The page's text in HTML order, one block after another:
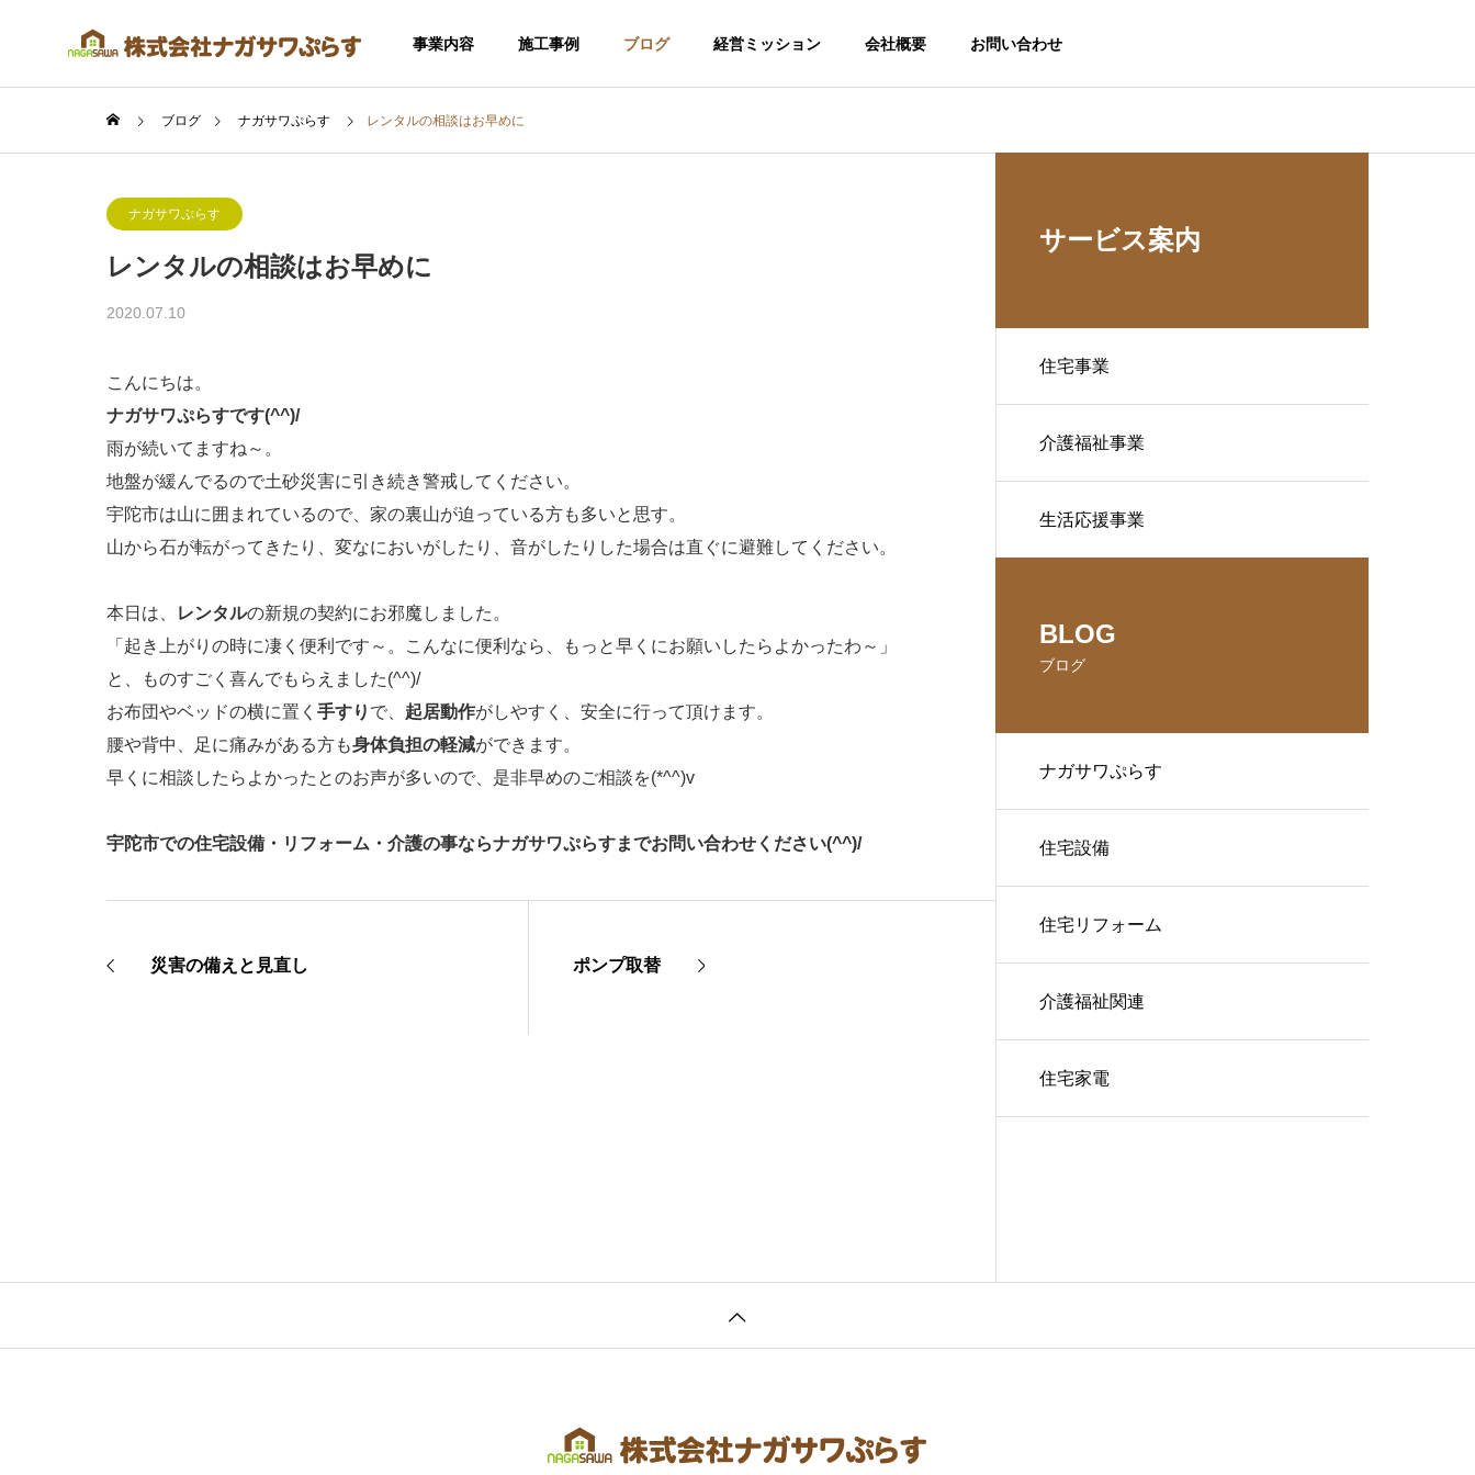
事業内容 施工事例 ブログ 経営ミッション 会社概要 お問い合わせ
事業内容
住宅事業
ブログ ナガサワぷらす レンタルの相談はお早めに
ナガサワぷらす
レンタルの相談はお早めに
2020.07.10
こんにちは。
ナガサワぷらすです(^^)/
雨が続いてますね～。
地盤が緩んでるので土砂災害に引き続き警戒してください。
宇陀市は山に囲まれているので、家の裏山が迫っている方も多いと思す。
山から石が転がってきたり、変なにおいがしたり、音がしたりした場合は直ぐに避難してください。
本日は、 レンタルの新規の契約にお邪魔しました。
「起き上がりの時に凄く便利です～。こんなに便利なら、もっと早くにお願いしたらよかったわ～」
と、ものすごく喜んでもらえました(^^)/
お布団やベッドの横に置く 手すり で、 起居動作がしやすく、安全に行って頂けます。
腰や背中、足に痛みがある方も身体負担の軽減ができます。
早くに相談したらよかったとのお声が多いので、是非早めのご相談を(*^^)v
宇陀市での住宅設備・リフォーム・介護の事ならナガサワぷらすまでお問い合わせください(^^)/
災害の備えと見直し ポンプ取替
サービス案内
住宅事業
介護福祉事業
生活応援事業
BLOG
ブログ
ナガサワぷらす
住宅設備
住宅リフォーム
介護福祉関連
住宅家電